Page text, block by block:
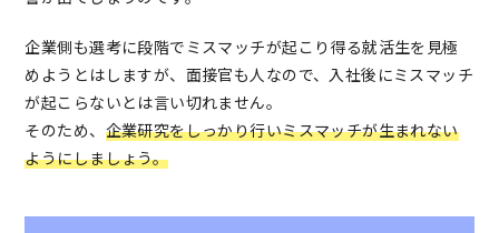
企業側も選考に段階でミスマッチが起こり得る就活生を見極
めようとはしますが、面接官も人なので、入社後にミスマッチ
が起こらないとは言い切れません。
そのため、 企業研究をしっかり行いミスマッチが生まれない
ようにしましょう。